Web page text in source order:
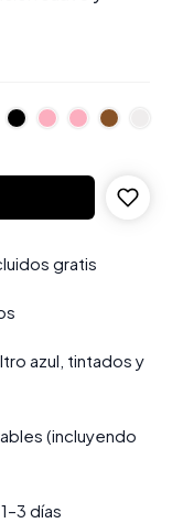
gratis
azul, tintados y
(incluyendo
días